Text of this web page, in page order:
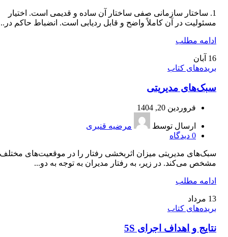
1. ساختار سازمانی صفی ساختار آن ساده و قدیمی است. اختیار
مسئولیت در آن کاملاً واضح و قابل ردیابی است. انضباط حاکم
ادامه مطلب
16 آبان
بریده‌های کتاب
سبک‌های مدیریتی
فروردین 20, 1404
ارسال توسط
مرضیه قنبری
0 دیدگاه
سبک‌های مدیریتی میزان اثربخشی رفتار را در موقعیت‌های مختلف
مشخص می‌کند. در زیر، به رفتار مدیران به توجه به دو...
ادامه مطلب
13 مرداد
بریده‌های کتاب
نتایج و اهداف اجرای 5S